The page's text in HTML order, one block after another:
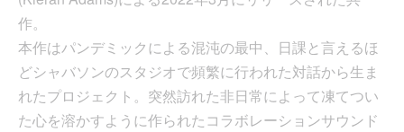
作。
本作はパンデミックによる混沌の最中、日課と言えるほ
どシャバソンのスタジオで頻繁に行われた対話から生ま
れたプロジェクト。突然訪れた非日常によって凍てつい
た心を溶かすように作られたコラボレーションサウンド